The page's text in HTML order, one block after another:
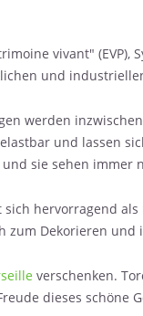
vivant"
und
werden
und lassen
sie sehen immer
hervorragend
zum Dekorieren und
verschenken.
dieses schöne